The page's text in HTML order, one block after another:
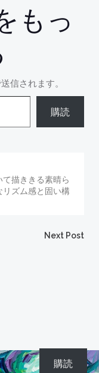
もっ
信されます。
購読
描ききる素晴ら
リズム感と固い構
Next Post
購読